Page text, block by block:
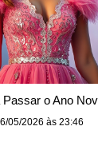
o Ano
05/2026 às 23:46